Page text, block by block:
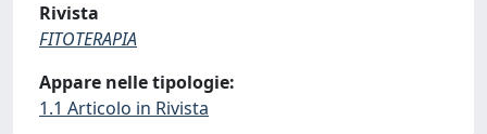
Rivista
FITOTERAPIA
Appare nelle tipologie:
1.1 Articolo in Rivista